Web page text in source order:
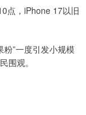
点，iPhone 17以旧
”一度引发小规模
围观。